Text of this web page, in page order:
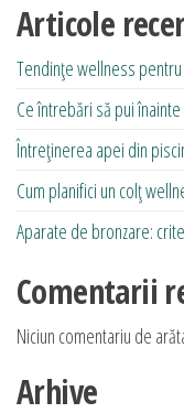
pot
alese
în
pagina
Articole
Tendințe wellness
Ce întrebări să pui
Întreținerea apei din
Cum planifici un colț
Aparate de bronzare:
Comentarii
Niciun comentariu de
Arhive